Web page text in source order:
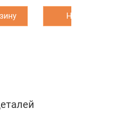
Написать нам